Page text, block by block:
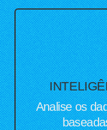
Analise os